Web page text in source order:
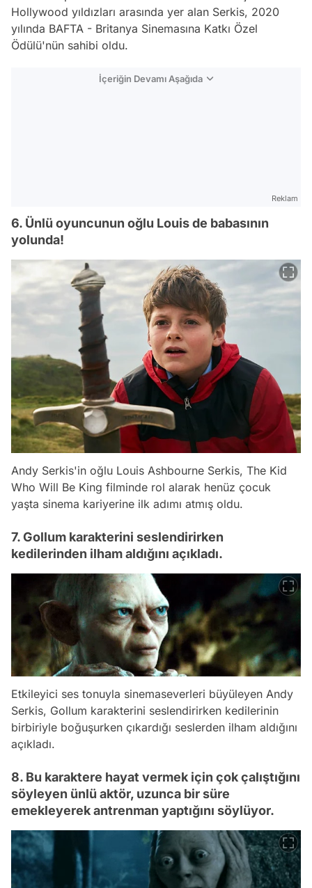
Hollywood yıldızları arasında yer alan Serkis, 2020
yılında BAFTA - Britanya Sinemasına Katkı Özel
Ödülü'nün sahibi oldu.
İçeriğin Devamı Aşağıda
Reklam
6. Ünlü oyuncunun oğlu Louis de babasının
yolunda!
Andy Serkis'in oğlu Louis Ashbourne Serkis, The Kid
Who Will Be King filminde rol alarak henüz çocuk
yaşta sinema kariyerine ilk adımı atmış oldu.
7. Gollum karakterini seslendirirken
kedilerinden ilham aldığını açıkladı.
Etkileyici ses tonuyla sinemaseverleri büyüleyen Andy
Serkis, Gollum karakterini seslendirirken kedilerinin
birbiriyle boğuşurken çıkardığı seslerden ilham aldığını
açıkladı.
8. Bu karaktere hayat vermek için çok çalıştığını
söyleyen ünlü aktör, uzunca bir süre
emekleyerek antrenman yaptığını söylüyor.